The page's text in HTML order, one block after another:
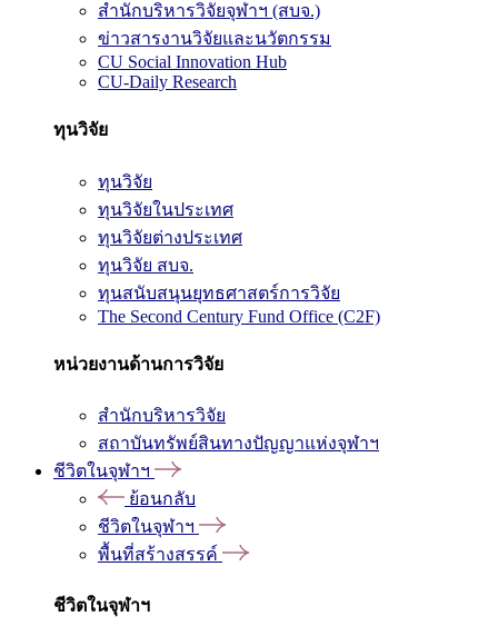
สำนักบริหารวิจัยจุฬาฯ (สบจ.)
ข่าวสารงานวิจัยและนวัตกรรม
CU Social Innovation Hub
CU-Daily Research
ทุนวิจัย
ทุนวิจัย
ทุนวิจัยในประเทศ
ทุนวิจัยต่างประเทศ
ทุนวิจัย สบจ.
ทุนสนับสนุนยุทธศาสตร์การวิจัย
The Second Century Fund Office (C2F)
หน่วยงานด้านการวิจัย
สำนักบริหารวิจัย
สถาบันทรัพย์สินทางปัญญาแห่งจุฬาฯ
ชีวิตในจุฬาฯ
ย้อนกลับ
ชีวิตในจุฬาฯ
พื้นที่สร้างสรรค์
ชีวิตในจุฬาฯ